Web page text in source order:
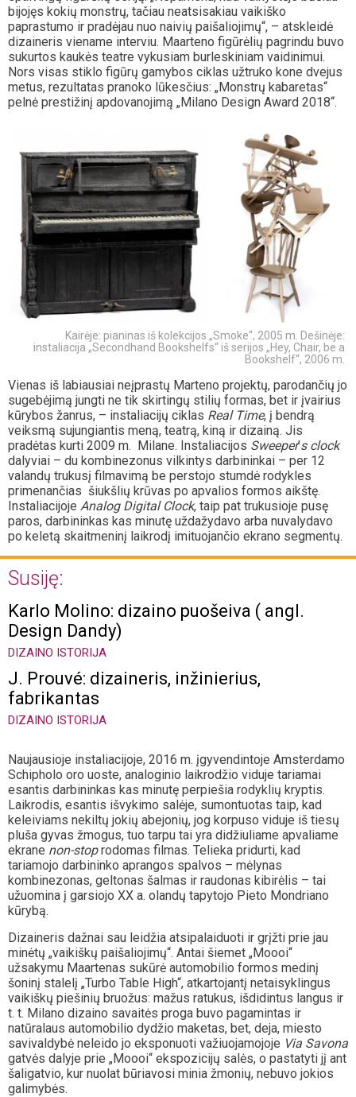
bijojęs kokių monstrų, tačiau neatsisakiau vaikiško
paprastumo ir pradėjau nuo naivių paišaliojimų“, – atskleidė
dizaineris viename interviu. Maarteno figūrėlių pagrindu buvo
sukurtos kaukės teatre vykusiam burleskiniam vaidinimui.
Nors visas stiklo figūrų gamybos ciklas užtruko kone dvejus
metus, rezultatas pranoko lūkesčius: „Monstrų kabaretas“
pelnė prestižinį apdovanojimą „Milano Design Award 2018“.
Kairėje: pianinas iš kolekcijos „Smoke“, 2005 m. Dešinėje:
instaliacija „Secondhand Bookshelfs“ iš serijos „Hey, Chair, be a
Bookshelf“, 2006 m.
Vienas iš labiausiai neįprastų Marteno projektų, parodančių jo
sugebėjimą jungti ne tik skirtingų stilių formas, bet ir įvairius
kūrybos žanrus, – instaliacijų ciklas Real Time, į bendrą
veiksmą sujungiantis meną, teatrą, kiną ir dizainą. Jis
pradėtas kurti 2009 m. Milane. Instaliacijos Sweeper’s clock
dalyviai – du kombinezonus vilkintys darbininkai – per 12
valandų trukusį filmavimą be perstojo stumdė rodykles
primenančias šiukšlių krūvas po apvalios formos aikštę.
Instaliacijoje Analog Digital Clock, taip pat trukusioje pusę
paros, darbininkas kas minutę uždažydavo arba nuvalydavo
po keletą skaitmeninį laikrodį imituojančio ekrano segmentų.
Susiję:
Karlo Molino: dizaino puošeiva ( angl.
Design Dandy)
DIZAINO ISTORIJA
J. Prouvé: dizaineris, inžinierius,
fabrikantas
DIZAINO ISTORIJA
Naujausioje instaliacijoje, 2016 m. įgyvendintoje Amsterdamo
Schipholo oro uoste, analoginio laikrodžio viduje tariamai
esantis darbininkas kas minutę perpiešia rodyklių kryptis.
Laikrodis, esantis išvykimo salėje, sumontuotas taip, kad
keleiviams nekiltų jokių abejonių, jog korpuso viduje iš tiesų
pluša gyvas žmogus, tuo tarpu tai yra didžiuliame apvaliame
ekrane non-stoprodomas filmas. Telieka pridurti, kad
tariamojo darbininko aprangos spalvos – mėlynas
kombinezonas, geltonas šalmas ir raudonas kibirėlis – tai
užuomina į garsiojo XX a. olandų tapytojo Pieto Mondriano
kūrybą.
Dizaineris dažnai sau leidžia atsipalaiduoti ir grįžti prie jau
minėtų „vaikiškų paišaliojimų“. Antai šiemet „Moooi“
užsakymu Maartenas sukūrė automobilio formos medinį
šoninį stalelį „Turbo Table High“, atkartojantį netaisyklingus
vaikiškų piešinių bruožus: mažus ratukus, išdidintus langus ir
t. t. Milano dizaino savaitės proga buvo pagamintas ir
natūralaus automobilio dydžio maketas, bet, deja, miesto
savivaldybė neleido jo eksponuoti važiuojamojoje Via Savona
gatvės dalyje prie „Moooi“ ekspozicijų salės, o pastatyti jį ant
šaligatvio, kur nuolat būriavosi minia žmonių, nebuvo jokios
galimybės.